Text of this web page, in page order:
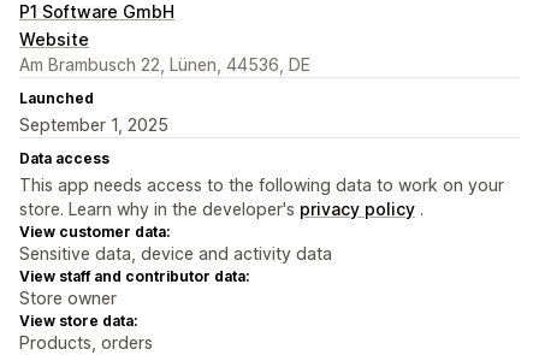
P1 Software GmbH
Website
Am Brambusch 22, Lünen, 44536, DE
Launched
September 1, 2025
Data access
This app needs access to the following data to work on your
store. Learn why in the developer's privacy policy .
View customer data:
Sensitive data, device and activity data
View staff and contributor data:
Store owner
View store data:
Products, orders